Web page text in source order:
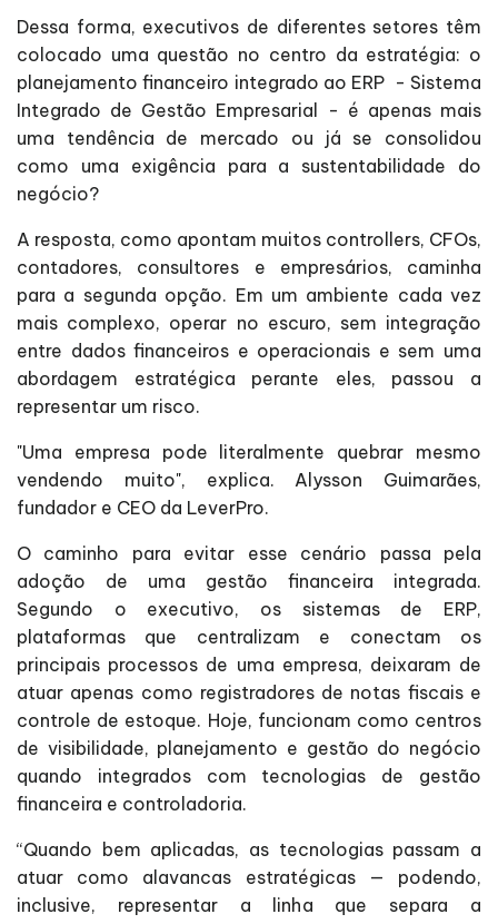
Dessa forma, executivos de diferentes setores têm
colocado uma questão no centro da estratégia: o
planejamento financeiro integrado ao ERP - Sistema
Integrado de Gestão Empresarial - é apenas mais
uma tendência de mercado ou já se consolidou
como uma exigência para a sustentabilidade do
negócio?
A resposta, como apontam muitos controllers, CFOs,
contadores, consultores e empresários, caminha
para a segunda opção. Em um ambiente cada vez
mais complexo, operar no escuro, sem integração
entre dados financeiros e operacionais e sem uma
abordagem estratégica perante eles, passou a
representar um risco.
"Uma empresa pode literalmente quebrar mesmo
vendendo muito", explica. Alysson Guimarães,
fundador e CEO da LeverPro.
O caminho para evitar esse cenário passa pela
adoção de uma gestão financeira integrada.
Segundo o executivo, os sistemas de ERP,
plataformas que centralizam e conectam os
principais processos de uma empresa, deixaram de
atuar apenas como registradores de notas fiscais e
controle de estoque. Hoje, funcionam como centros
de visibilidade, planejamento e gestão do negócio
quando integrados com tecnologias de gestão
financeira e controladoria.
“Quando bem aplicadas, as tecnologias passam a
atuar como alavancas estratégicas — podendo,
inclusive, representar a linha que separa a